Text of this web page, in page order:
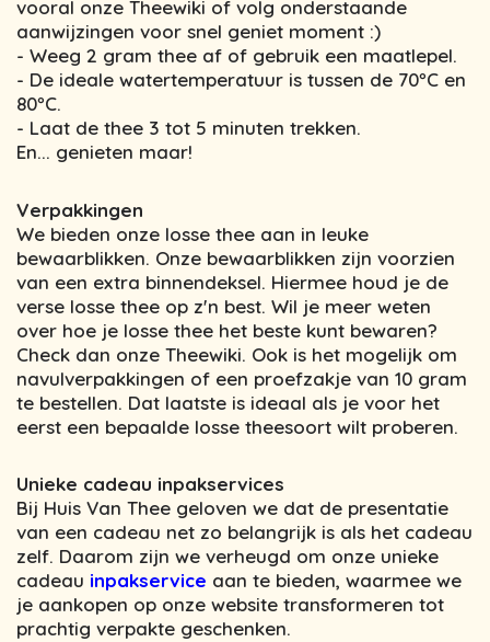
vooral onze Theewiki of volg onderstaande
aanwijzingen voor snel geniet moment :)
- Weeg 2 gram thee af of gebruik een maatlepel.
- De ideale watertemperatuur is tussen de 70ºC en
80ºC.
- Laat de thee 3 tot 5 minuten trekken.
En... genieten maar!
Verpakkingen
We bieden onze losse thee aan in leuke
bewaarblikken. Onze bewaarblikken zijn voorzien
van een extra binnendeksel. Hiermee houd je de
verse losse thee op z'n best. Wil je meer weten
over hoe je losse thee het beste kunt bewaren?
Check dan onze Theewiki. Ook is het mogelijk om
navulverpakkingen of een proefzakje van 10 gram
te bestellen. Dat laatste is ideaal als je voor het
eerst een bepaalde losse theesoort wilt proberen.
Unieke cadeau inpakservices
Bij Huis Van Thee geloven we dat de presentatie
van een cadeau net zo belangrijk is als het cadeau
zelf. Daarom zijn we verheugd om onze unieke
cadeau inpakservice aan te bieden, waarmee we
je aankopen op onze website transformeren tot
prachtig verpakte geschenken.